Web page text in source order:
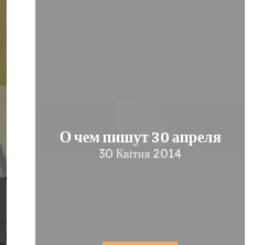
О чем пишут 30 апреля
30 Квітня 2014